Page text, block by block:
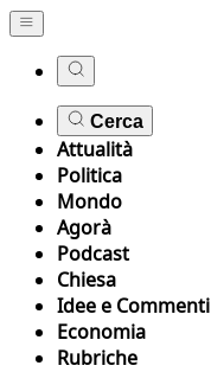
Cerca
Attualità
Politica
Mondo
Agorà
Podcast
Chiesa
Idee e Commenti
Economia
Rubriche